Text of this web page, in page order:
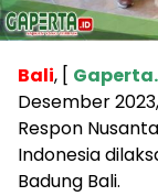
Bali, [
Desember
Respon
Indonesia
Badung Bali.